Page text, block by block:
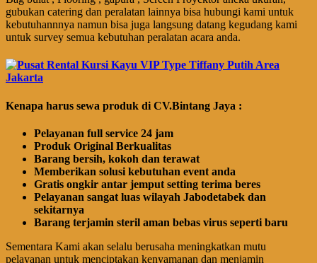
gubukan catering dan peralatan lainnya bisa hubungi kami untuk
kebutuhannnya namun bisa juga langsung datang kegudang kami
untuk survey semua kebutuhan peralatan acara anda.
Kenapa harus sewa produk di CV.Bintang Jaya :
Pelayanan full service 24 jam
Produk Original Berkualitas
Barang bersih, kokoh dan terawat
Memberikan solusi kebutuhan event anda
Gratis ongkir antar jemput setting terima beres
Pelayanan sangat luas wilayah Jabodetabek dan
sekitarnya
Barang terjamin steril aman bebas virus seperti baru
Sementara Kami akan selalu berusaha meningkatkan mutu
pelayanan untuk menciptakan kenyamanan dan menjamin